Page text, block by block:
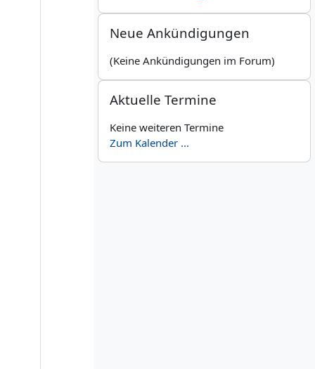
Neue Ankündigungen überspringen
Neue Ankündigungen
(Keine Ankündigungen im Forum)
Aktuelle Termine überspringen
Aktuelle Termine
Keine weiteren Termine
Zum Kalender ...